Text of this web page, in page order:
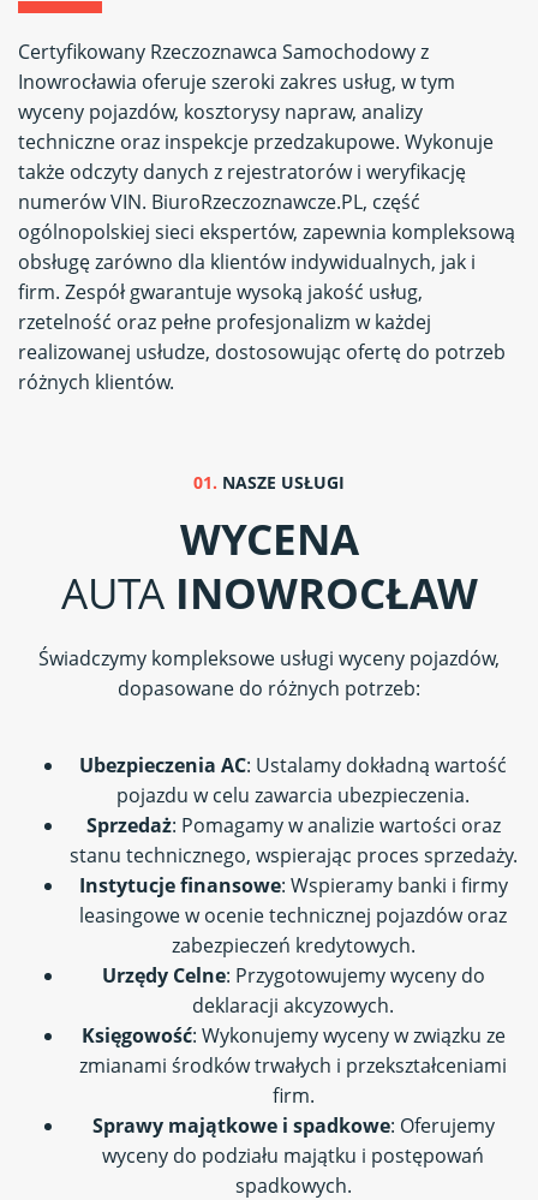
Certyfikowany Rzeczoznawca Samochodowy z
Inowrocławia oferuje szeroki zakres usług, w tym
wyceny pojazdów, kosztorysy napraw, analizy
techniczne oraz inspekcje przedzakupowe. Wykonuje
także odczyty danych z rejestratorów i weryfikację
numerów VIN. BiuroRzeczoznawcze.PL, część
ogólnopolskiej sieci ekspertów, zapewnia kompleksową
obsługę zarówno dla klientów indywidualnych, jak i
firm. Zespół gwarantuje wysoką jakość usług,
rzetelność oraz pełne profesjonalizm w każdej
realizowanej usłudze, dostosowując ofertę do potrzeb
różnych klientów.
01. NASZE USŁUGI
WYCENA
AUTA INOWROCŁAW
Świadczymy kompleksowe usługi wyceny pojazdów,
dopasowane do różnych potrzeb:
Ubezpieczenia AC: Ustalamy dokładną wartość
pojazdu w celu zawarcia ubezpieczenia.
Sprzedaż: Pomagamy w analizie wartości oraz
stanu technicznego, wspierając proces sprzedaży.
Instytucje finansowe: Wspieramy banki i firmy
leasingowe w ocenie technicznej pojazdów oraz
zabezpieczeń kredytowych.
Urzędy Celne: Przygotowujemy wyceny do
deklaracji akcyzowych.
Księgowość: Wykonujemy wyceny w związku ze
zmianami środków trwałych i przekształceniami
firm.
Sprawy majątkowe i spadkowe: Oferujemy
wyceny do podziału majątku i postępowań
spadkowych.